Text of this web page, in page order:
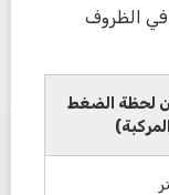
في الظروف
لحظة الضغط